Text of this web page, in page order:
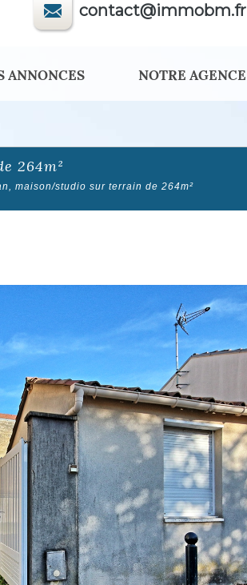
contact@immobm.fr
ANNONCES NOTRE AGENCE
264m²
maison/studio sur terrain de 264m²